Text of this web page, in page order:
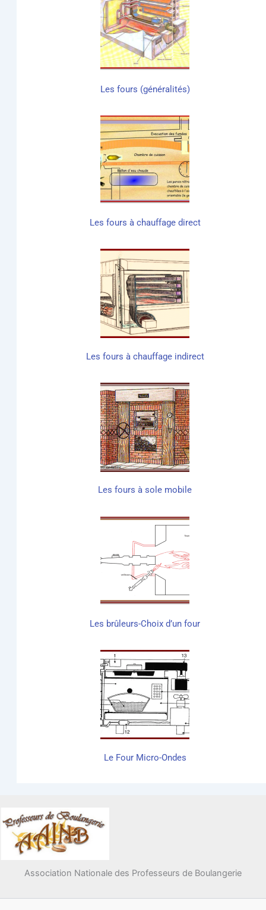
Les fours (géné­ra­li­tés)
Les fours à chauf­fage direct
Les fours à chauf­fage indirect
Les fours à sole mobile
Les brû­leurs-Choix d’un four
Le Four Micro-Ondes
Association Nationale des Professeurs de Boulangerie